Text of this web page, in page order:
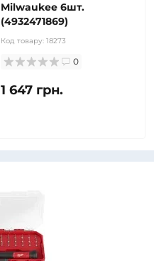
Milwaukee 6шт.
(4932471869)
Код товару: 18273
0
1 647 грн.